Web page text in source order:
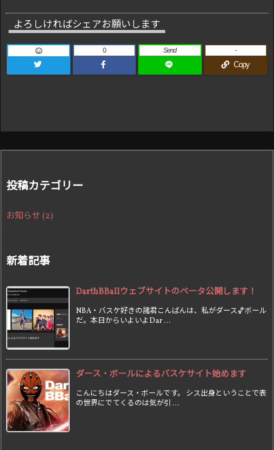
よろしければシェアお願いします
0 Send
Copy
-
投稿カテゴリー
お知らせ (2)
新着記事
DarthBBallウェブサイトのベータ公開します！
NBA・バスケ好きの諸君こんばんは、私がダース🏀ボール
だ。本日からいよいよDar ...
ダース・ボールによるバスケサイト始めます
こんにちはダース・ボールです。 シス出身ということで表
の世界にでてくるのは気が引 ...